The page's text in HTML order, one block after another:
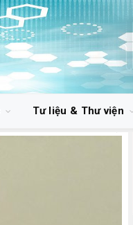
Tư liệu & Thư viện